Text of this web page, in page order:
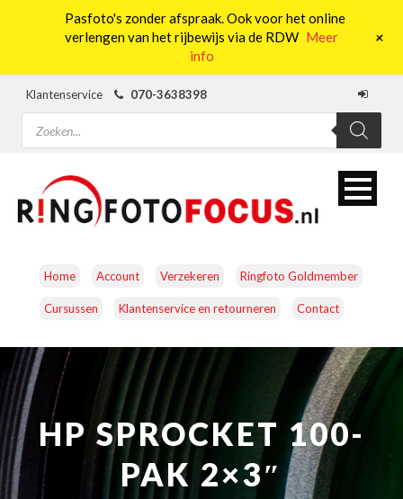
Klantenservice
070-3638398
Producten
zoeken
Home Account Verzekeren Ringfoto Goldmember
Cursussen Klantenservice en retourneren Contact
CAMERA’S OBJECTIEVEN ACCESSOIRES
NATUUROBSERVATIE MEDIA EN ENERGIE
STUDIOFOTOGRAFIE OCCASIONS
HP SPROCKET 100-
PAK 2×3″
Pasfoto's zonder afspraak. Ook voor het online
verlengen van het rijbewijs via de RDW Meer
info
+